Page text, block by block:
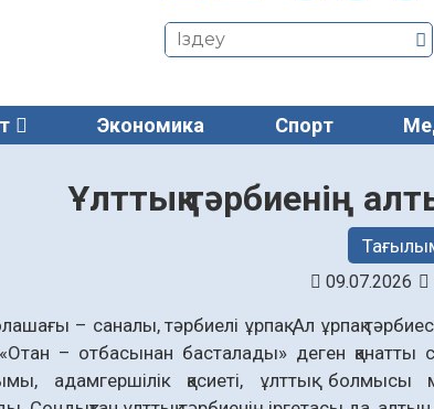
Экономика Спорт
Ұлттық тәрбиенің
09.07.2026
– саналы, тәрбиелі ұрпақ. Ал ұрпақ
– отбасынан басталады» деген қанатты
адамгершілік қасиеті, ұлттық